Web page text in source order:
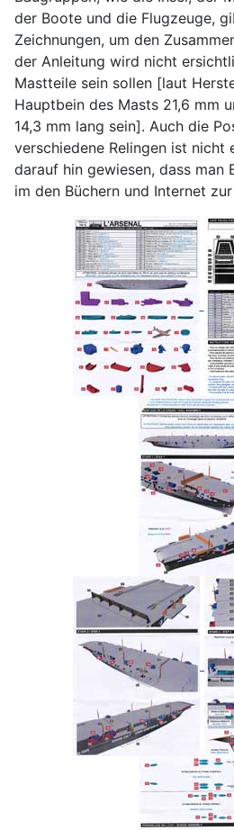
der Boote und die Flugzeuge,
Zeichnungen, um den
der Anleitung wird nicht
Mastteile sein sollen [laut
Hauptbein des Masts 21,6 mm
14,3 mm lang sein]. Auch die
verschiedene Relingen ist nicht
darauf hin gewiesen, dass man
im den Büchern und Internet